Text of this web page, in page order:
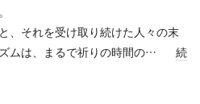
、それを受け取り続けた人々の末
ムは、まるで祈りの時間の…
続